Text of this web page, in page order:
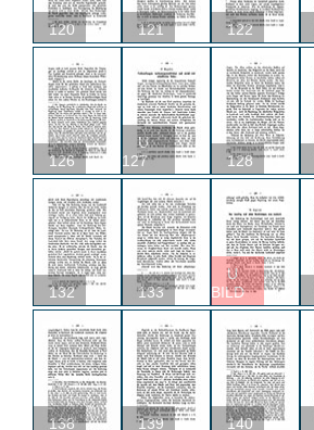
120 121 122
126
U
127
128
132 133
U
BILD
138 139 140